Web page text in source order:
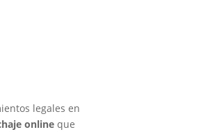
legales en
online que